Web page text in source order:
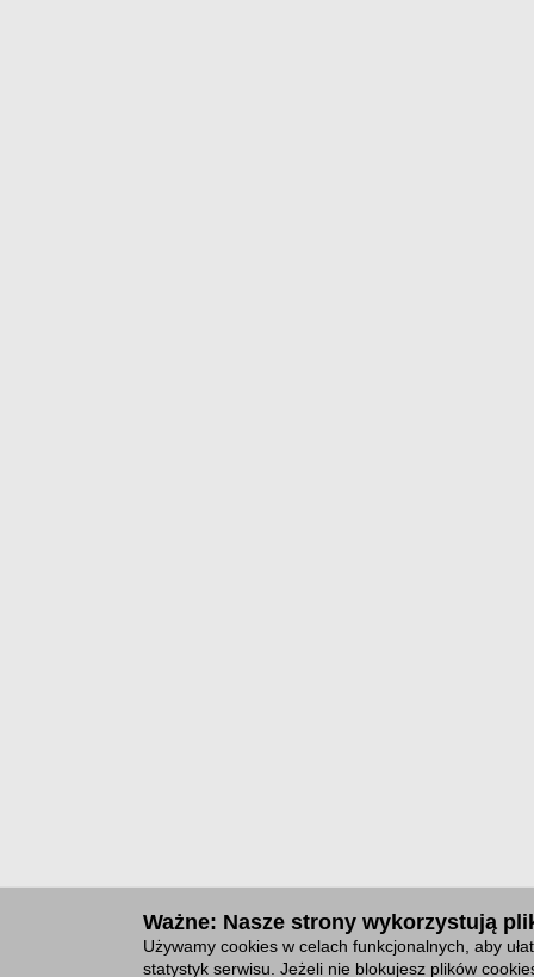
Ważne: Nasze strony wykorzystują
Używamy cookies w celach funkcjonalnych, aby
statystyk serwisu. Jeżeli nie blokujesz plików